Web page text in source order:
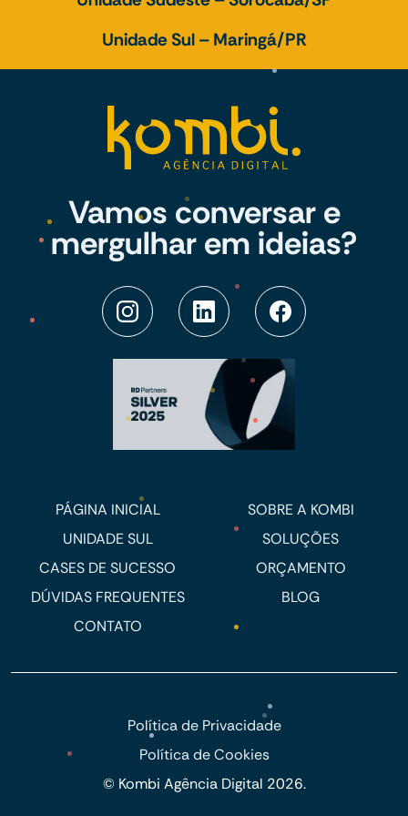
Unidade Sul – Maringá/PR
Vamos conversar e
mergulhar em ideias?
PÁGINA INICIAL
SOBRE A KOMBI
UNIDADE SUL
SOLUÇÕES
CASES DE SUCESSO
ORÇAMENTO
DÚVIDAS FREQUENTES
BLOG
CONTATO
Política de Privacidade
Política de Cookies
© Kombi Agência Digital 2026.